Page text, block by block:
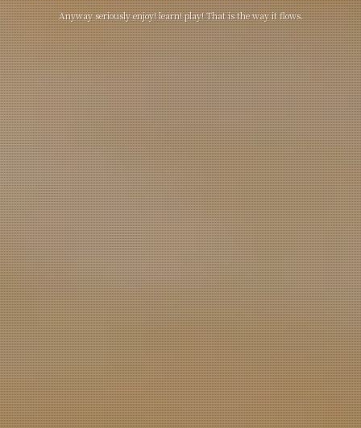
Anyway seriously enjoy! learn! play! That is the way it flows.